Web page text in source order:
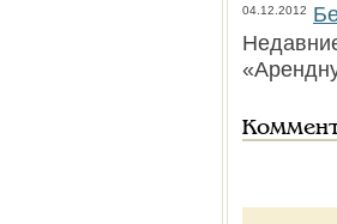
04.12.2012